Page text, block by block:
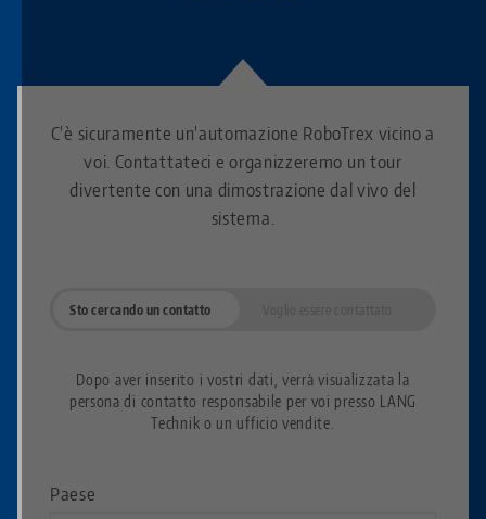
C'è sicuramente un'automazione RoboTrex vicino a
voi. Contattateci e organizzeremo un tour
divertente con una dimostrazione dal vivo del
sistema.
Sto cercando un contatto Voglio essere contattato
Dopo aver inserito i vostri dati, verrà visualizzata la
persona di contatto responsabile per voi presso LANG
Technik o un ufficio vendite.
Paese